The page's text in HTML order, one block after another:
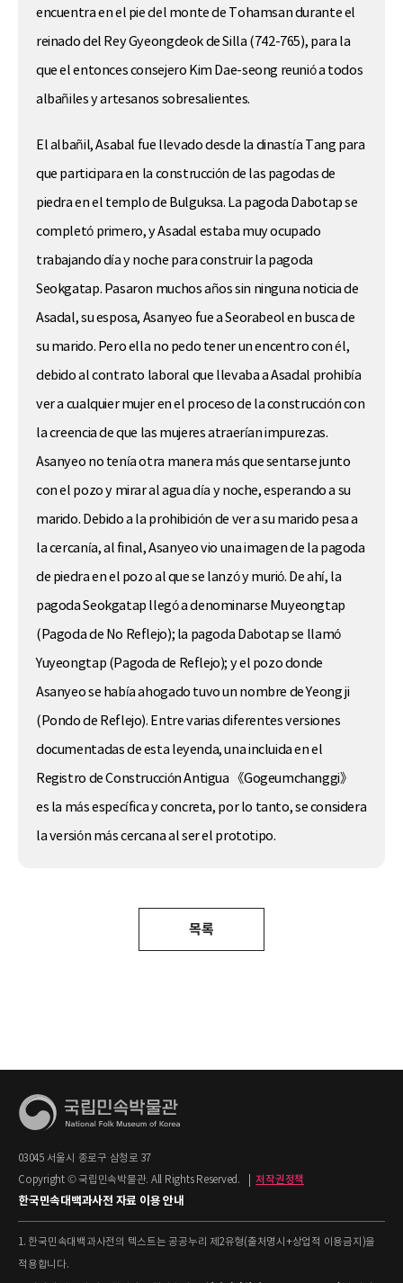
encuentra en el pie del monte de Tohamsan durante el
reinado del Rey Gyeongdeok de Silla (742-765), para la
que el entonces consejero Kim Dae-seong reunió a todos
albañiles y artesanos sobresalientes.
El albañil, Asabal fue llevado desde la dinastía Tang para
que participara en la construcción de las pagodas de
piedra en el templo de Bulguksa. La pagoda Dabotap se
completó primero, y Asadal estaba muy ocupado
trabajando día y noche para construir la pagoda
Seokgatap. Pasaron muchos años sin ninguna noticia de
Asadal, su esposa, Asanyeo fue a Seorabeol en busca de
su marido. Pero ella no pedo tener un encentro con él,
debido al contrato laboral que llevaba a Asadal prohibía
ver a cualquier mujer en el proceso de la construcción con
la creencia de que las mujeres atraerían impurezas.
Asanyeo no tenía otra manera más que sentarse junto
con el pozo y mirar al agua día y noche, esperando a su
marido. Debido a la prohibición de ver a su marido pesa a
la cercanía, al final, Asanyeo vio una imagen de la pagoda
de piedra en el pozo al que se lanzó y murió. De ahí, la
pagoda Seokgatap llegó a denominarse Muyeongtap
(Pagoda de No Reflejo); la pagoda Dabotap se llamó
Yuyeongtap (Pagoda de Reflejo); y el pozo donde
Asanyeo se había ahogado tuvo un nombre de Yeong ji
(Pondo de Reflejo). Entre varias diferentes versiones
documentadas de esta leyenda, una incluida en el
Registro de Construcción Antigua 《Gogeumchanggi》
es la más específica y concreta, por lo tanto, se considera
la versión más cercana al ser el prototipo.
목록
03045 서울시 종로구 삼청로 37
Copyright © 국립민속박물관. All Rights Reserved.
저작권정책
한국민속대백과사전 자료 이용 안내
1. 한국민속대백과사전의 텍스트는 공공누리 제2유형(출처명시+상업적 이용금지)을
적용합니다.